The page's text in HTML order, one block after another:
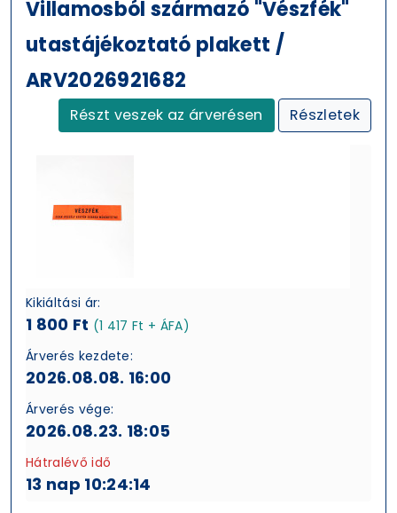
Villamosból származó "Vészfék"
utastájékoztató plakett /
ARV2026921682
Részt veszek az árverésen Részletek
Kikiáltási ár:
1 800 Ft (1 417 Ft + ÁFA)
Árverés kezdete:
2026.08.08. 16:00
Árverés vége:
2026.08.23. 18:05
Hátralévő idő
13 nap 10:24:13